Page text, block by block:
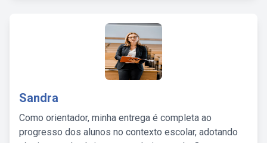
Sandra
Como orientador, minha entrega é completa ao
progresso dos alunos no contexto escolar, adotando